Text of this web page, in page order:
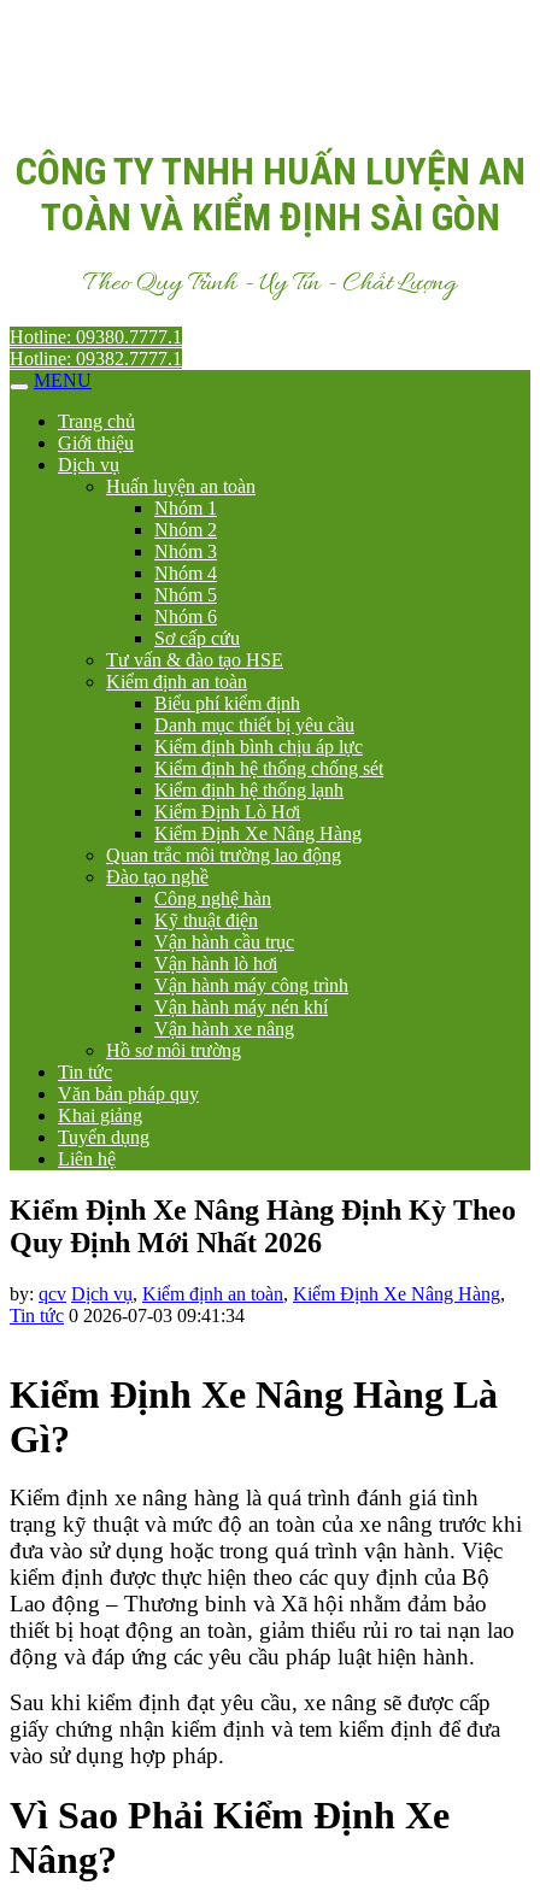
CÔNG TY TNHH HUẤN LUYỆN AN
TOÀN VÀ KIỂM ĐỊNH SÀI GÒN
Theo Quy Trình - Uy Tín - Chất Lượng
Hotline: 09380.7777.1
Hotline: 09382.7777.1
MENU
Trang chủ
Giới thiệu
Dịch vụ
Huấn luyện an toàn
Nhóm 1
Nhóm 2
Nhóm 3
Nhóm 4
Nhóm 5
Nhóm 6
Sơ cấp cứu
Tư vấn & đào tạo HSE
Kiểm định an toàn
Biểu phí kiểm định
Danh mục thiết bị yêu cầu
Kiểm định bình chịu áp lực
Kiểm định hệ thống chống sét
Kiểm định hệ thống lạnh
Kiểm Định Lò Hơi
Kiểm Định Xe Nâng Hàng
Quan trắc môi trường lao động
Đào tạo nghề
Công nghệ hàn
Kỹ thuật điện
Vận hành cầu trục
Vận hành lò hơi
Vận hành máy công trình
Vận hành máy nén khí
Vận hành xe nâng
Hồ sơ môi trường
Tin tức
Văn bản pháp quy
Khai giảng
Tuyển dụng
Liên hệ
Kiểm Định Xe Nâng Hàng Định Kỳ Theo
Quy Định Mới Nhất 2026
by: qcv Dịch vụ, Kiểm định an toàn, Kiểm Định Xe Nâng Hàng,
Tin tức 0 2026-07-03 09:41:34
Kiểm Định Xe Nâng Hàng Là
Gì?
Kiểm định xe nâng hàng là quá trình đánh giá tình
trạng kỹ thuật và mức độ an toàn của xe nâng trước khi
đưa vào sử dụng hoặc trong quá trình vận hành. Việc
kiểm định được thực hiện theo các quy định của Bộ
Lao động – Thương binh và Xã hội nhằm đảm bảo
thiết bị hoạt động an toàn, giảm thiểu rủi ro tai nạn lao
động và đáp ứng các yêu cầu pháp luật hiện hành.
Sau khi kiểm định đạt yêu cầu, xe nâng sẽ được cấp
giấy chứng nhận kiểm định và tem kiểm định để đưa
vào sử dụng hợp pháp.
Vì Sao Phải Kiểm Định Xe
Nâng?